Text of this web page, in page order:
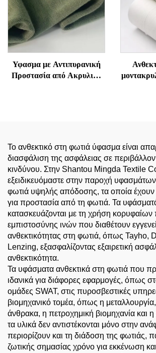
Υφασμα με Αντιπυρανική
Προστασία από Ακρυλικό
Ασφαλείας
Το ανθεκτικό στη φωτιά ύφασμα είναι
διασφάλιση της ασφάλειας σε
κινδύνου. Στην Shantou Mingda Textile
εξειδικευόμαστε στην παροχή
φωτιά υψηλής απόδοσης, τα οποία έχουν
για προστασία από τη φωτιά. Τα
κατασκευάζονται με τη χρήση κορυφαίων
εμπιστοσύνης ινών που διαθέτουν
ανθεκτικότητας στη φωτιά, όπως Tayho,
Lenzing, εξασφαλίζοντας εξαιρετική
ανθεκτικότητα.
Τα υφάσματα ανθεκτικά στη φωτιά που
ιδανικά για διάφορες εφαρμογές, όπως
ομάδες SWAT, στις πυροσβεστικές
βιομηχανικό τομέα, όπως η
άνθρακα, η πετροχημική βιομηχανία και
τα υλικά δεν αντιστέκονται μόνο στην
περιορίζουν και τη διάδοση της φωτιάς,
ζωτικής σημασίας χρόνο για εκκένωση και